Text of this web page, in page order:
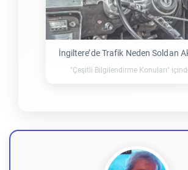
İngiltere’de Trafik Neden Soldan
"Çeşitli Bilgilendirme Konuları"